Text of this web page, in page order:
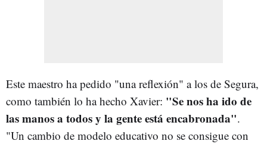
Este maestro ha pedido "una reflexión" a los de Segura,
como también lo ha hecho Xavier: "Se nos ha ido de
las manos a todos y la gente está encabronada".
"Un cambio de modelo educativo no se consigue con